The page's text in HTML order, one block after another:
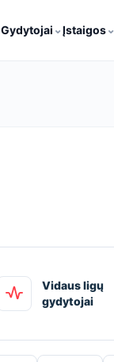
Gydytojai ⌄Įstaigos⌄
Vidaus ligų
gydytojai